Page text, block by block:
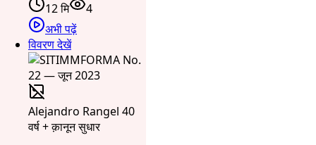
12 मि
4
अभी पढ़ें
विवरण देखें
Alejandro Rangel 40
वर्ष + क़ानून सुधार